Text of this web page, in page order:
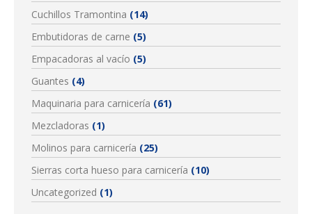
Cuchillos Tramontina (14)
Embutidoras de carne (5)
Empacadoras al vacío (5)
Guantes (4)
Maquinaria para carnicería (61)
Mezcladoras (1)
Molinos para carnicería (25)
Sierras corta hueso para carnicería (10)
Uncategorized (1)